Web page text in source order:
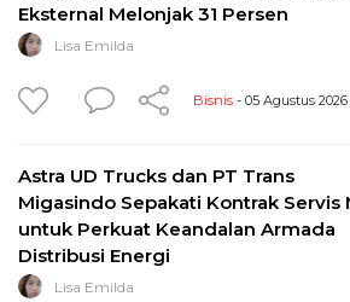
Eksternal Melonjak 31 Persen
Lisa Emilda
Bisnis - 05 Agustus 2026
Astra UD Trucks dan PT Trans
Migasindo Sepakati Kontrak Servis
untuk Perkuat Keandalan Armada
Distribusi Energi
Lisa Emilda